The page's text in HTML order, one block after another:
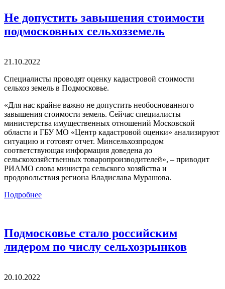
Не допустить завышения стоимости
подмосковных сельхозземель
21.10.2022
Специалисты проводят оценку кадастровой стоимости
сельхоз земель в Подмосковье.
«Для нас крайне важно не допустить необоснованного
завышения стоимости земель. Сейчас специалисты
министерства имущественных отношений Московской
области и ГБУ МО «Центр кадастровой оценки» анализируют
ситуацию и готовят отчет. Минсельхозпродом
соответствующая информация доведена до
сельскохозяйственных товаропроизводителей», – приводит
РИАМО слова министра сельского хозяйства и
продовольствия региона Владислава Мурашова.
Подробнее
Подмосковье стало российским
лидером по числу сельхозрынков
20.10.2022